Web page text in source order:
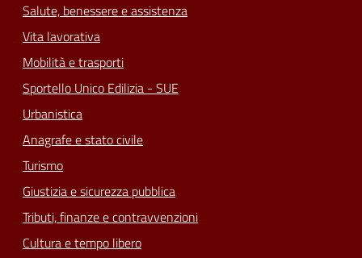
Salute, benessere e assistenza
Vita lavorativa
Mobilità e trasporti
Sportello Unico Edilizia - SUE
Urbanistica
Anagrafe e stato civile
Turismo
Giustizia e sicurezza pubblica
Tributi, finanze e contravvenzioni
Cultura e tempo libero